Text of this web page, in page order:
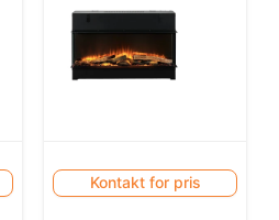
Kontakt for pris